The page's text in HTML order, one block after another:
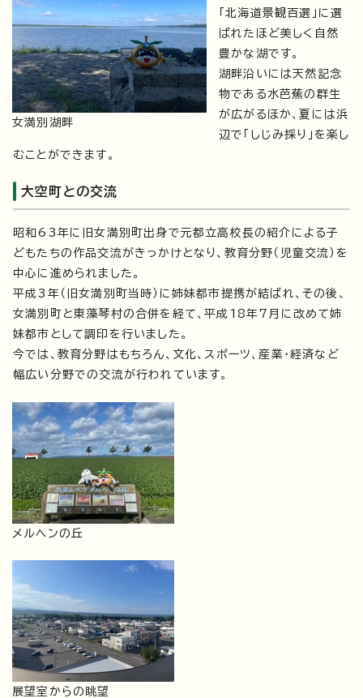
女満別湖畔
「北海道景観百選」に選
ばれたほど美しく自然
豊かな湖です。
湖畔沿いには天然記念
物である水芭蕉の群生
が広がるほか、夏には浜
辺で「しじみ採り」を楽し
むことができます。
大空町との交流
昭和63年に旧女満別町出身で元都立高校長の紹介による子
どもたちの作品交流がきっかけとなり、教育分野（児童交流）を
中心に進められました。
平成3年（旧女満別町当時）に姉妹都市提携が結ばれ、その後、
女満別町と東藻琴村の合併を経て、平成18年7月に改めて姉
妹都市として調印を行いました。
今では、教育分野はもちろん、文化、スポーツ、産業・経済など
幅広い分野での交流が行われています。
メルヘンの丘
展望室からの眺望